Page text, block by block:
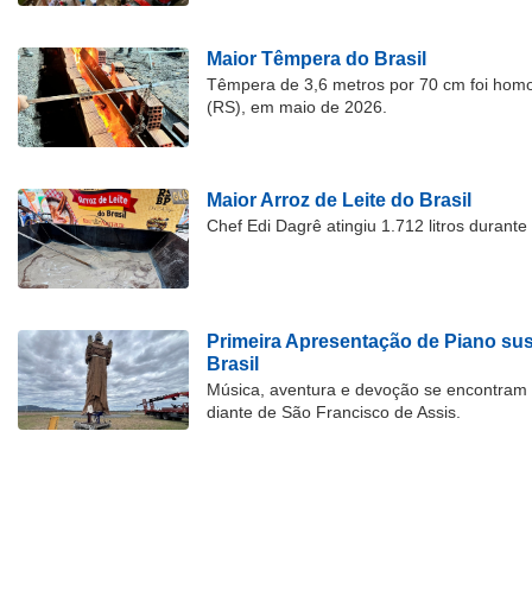
Maior Têmpera do Brasil
Têmpera de 3,6 metros por 70 cm foi
(RS), em maio de 2026.
Maior Arroz de Leite do Brasil
Chef Edi Dagrê atingiu 1.712 litros
Primeira Apresentação de Piano
Brasil
Música, aventura e devoção se
diante de São Francisco de Assis.